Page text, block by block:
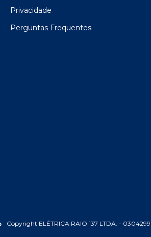
Privacidade
Perguntas Frequentes
Copyright ELÉTRICA RAIO 137 LTDA. -